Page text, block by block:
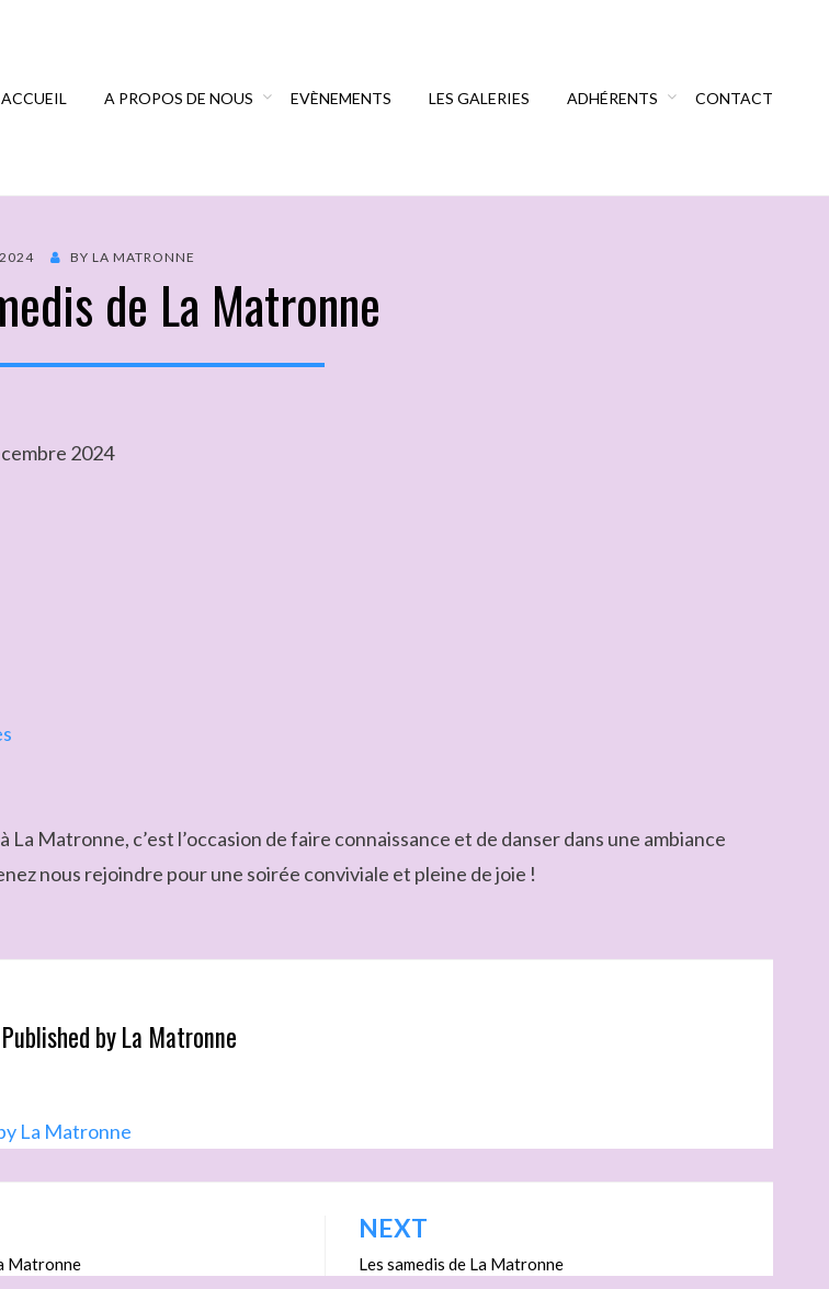
ACCUEIL A PROPOS DE NOUS EVÈNEMENTS LES GALERIES ADHÉRENTS CONTACT
BY LA MATRONNE
de La Matronne
2024
La Matronne, c’est l’occasion de faire connaissance et de danser dans une ambiance
nous rejoindre pour une soirée conviviale et pleine de joie !
Published byLa Matronne
La Matronne
Matronne
NEXT
Les samedis de La Matronne